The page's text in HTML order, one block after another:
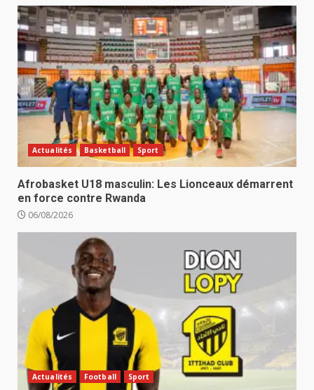
Actualités Basketball Sport
Afrobasket U18 masculin: Les Lionceaux démarrent
en force contre Rwanda
06/08/2026
Actualités Football Sport